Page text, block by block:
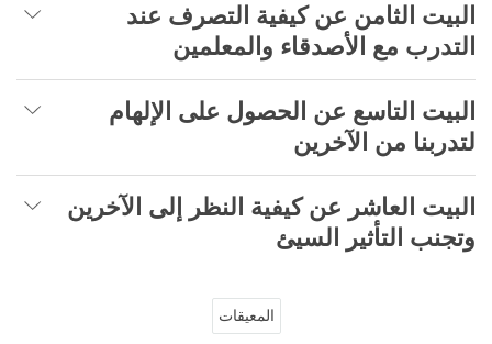
البيت الثامن عن كيفية التصرف عند
التدرب مع الأصدقاء والمعلمين
البيت التاسع عن الحصول على الإلهام
لتدربنا من الآخرين
البيت العاشر عن كيفية النظر إلى الآخرين
وتجنب التأثير السيئ
المعيقات